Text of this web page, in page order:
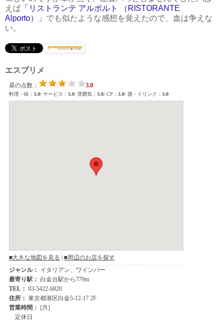
えば 「リストランテ アルポルト （RISTORANTE
Alporto）」 でも似たような感想を覚えたので、血は争えな
い。
エスプリメ